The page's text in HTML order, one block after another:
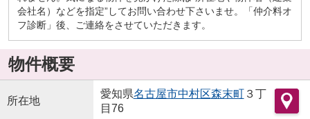
会社名）などを指定”してお問い合わせ下さいませ。「仲介料オ
フ診断」後、ご連絡をさせていただきます。
物件概要
所在地
愛知県名古屋市中村区森末町３丁
目76